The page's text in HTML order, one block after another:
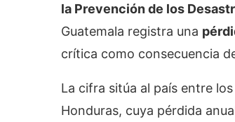
la Prevención de los
Guatemala registra una
crítica como consecuencia
La cifra sitúa al país entre
Honduras, cuya pérdida